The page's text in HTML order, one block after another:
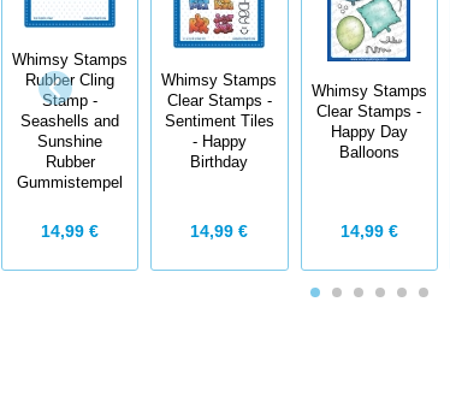
Whimsy Stamps
Rubber Cling
Stamp -
Seashells and
Sunshine
Rubber
Gummistempel
14,99 €
Whimsy Stamps
Clear Stamps -
Sentiment Tiles
- Happy
Birthday
14,99 €
Whimsy Stamps
Clear Stamps -
Happy Day
Balloons
14,99 €